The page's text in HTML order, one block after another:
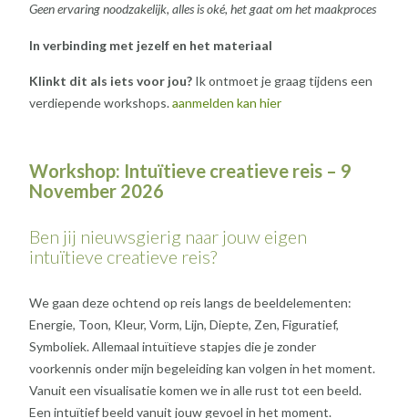
Geen ervaring noodzakelijk, alles is oké, het gaat om het maakproces
In verbinding met jezelf en het materiaal
Klinkt dit als iets voor jou? Ik ontmoet je graag tijdens een
verdiepende workshops.aanmelden kan hier
Workshop: Intuïtieve creatieve reis – 9
November 2026
Ben jij nieuwsgierig naar jouw eigen
intuïtieve creatieve reis?
We gaan deze ochtend op reis langs de beeldelementen:
Energie, Toon, Kleur, Vorm, Lijn, Diepte, Zen, Figuratief,
Symboliek. Allemaal intuïtieve stapjes die je zonder
voorkennis onder mijn begeleiding kan volgen in het moment.
Vanuit een visualisatie komen we in alle rust tot een beeld.
Een intuïtief beeld vanuit jouw gevoel in het moment.